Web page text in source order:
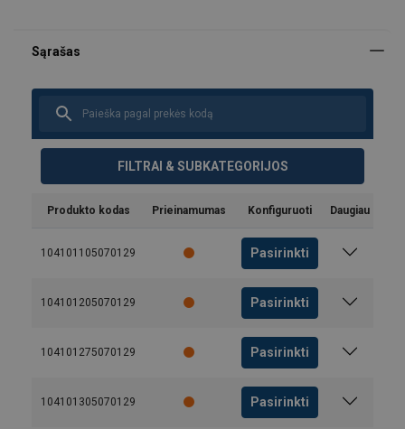
FILTRAI & SUBKATEGORIJOS
Produkto kodas Prieinamumas Konfiguruoti Daugiau
104101105070129 Pasirinkti
104101205070129 Pasirinkti
104101275070129 Pasirinkti
104101305070129 Pasirinkti